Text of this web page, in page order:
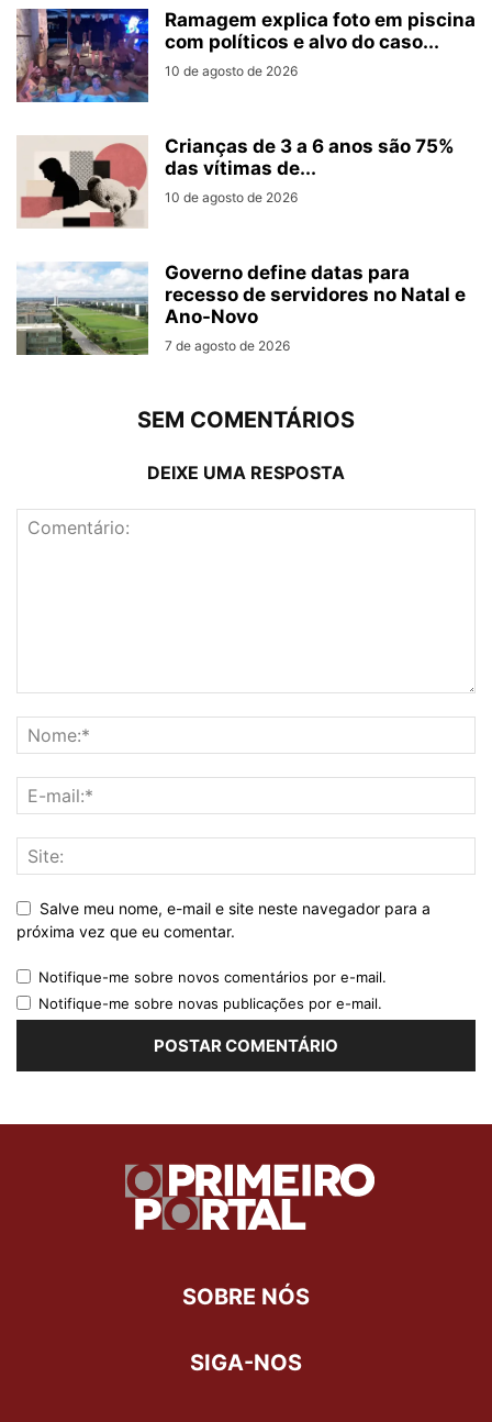
Ramagem explica foto em piscina
com políticos e alvo do caso...
10 de agosto de 2026
Crianças de 3 a 6 anos são 75%
das vítimas de...
10 de agosto de 2026
Governo define datas para
recesso de servidores no Natal e
Ano-Novo
7 de agosto de 2026
SEM COMENTÁRIOS
DEIXE UMA RESPOSTA
Salve meu nome, e-mail e site neste navegador para a
próxima vez que eu comentar.
Notifique-me sobre novos comentários por e-mail.
Notifique-me sobre novas publicações por e-mail.
SOBRE NÓS
SIGA-NOS